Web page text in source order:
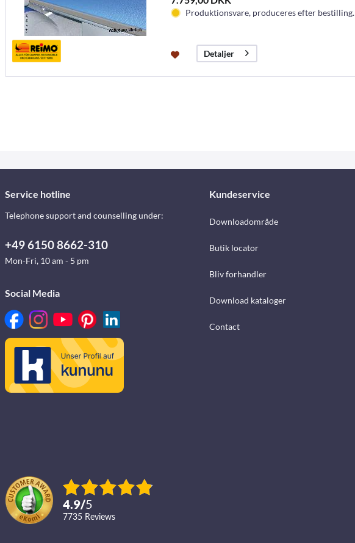
Produktionsvare, produceres efter bestilling.
Detaljer
Service hotline
Telephone support and counselling under:
+49 6150 8662-310
Mon-Fri, 10 am - 5 pm
Social Media
4.9/5
7735 reviews
Kundeservice
Downloadområde
Butik locator
Bliv forhandler
Download kataloger
Contact